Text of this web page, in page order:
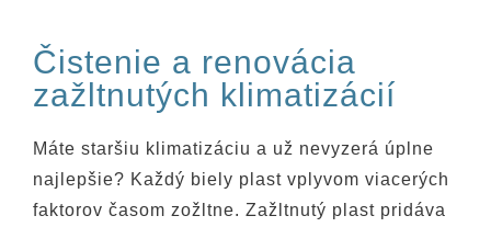
Čistenie a renovácia
zažltnutých klimatizácií
Máte staršiu klimatizáciu a už nevyzerá úplne
najlepšie? Každý biely plast vplyvom viacerých
faktorov časom zožltne. Zažltnutý plast pridáva